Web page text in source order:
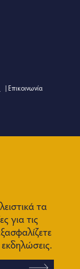
Επικοινωνία
τα
για τις